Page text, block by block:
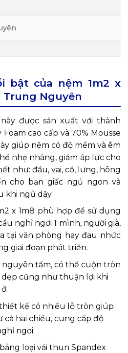
bật của nệm 1m2 x
Trung Nguyên
này được sản xuất với thành
cao cấp và 70% Mousse
giúp nệm có độ mềm và êm
nhẹ nhàng, giảm áp lực cho
như: đầu, vai, cổ, lưng, hông
cho bạn giấc ngủ ngon và
khi ngủ dậy.
x 1m8 phù hợp để sử dụng
nghỉ ngơi 1 mình, người già,
tại văn phòng hay đau nhức
giai đoạn phát triển.
tấm, có thể cuộn tròn
dẹp cũng như thuận lợi khi
kế có nhiều lỗ tròn giúp
hai chiều, cung cấp độ
ngơi.
loại vải thun Spandex